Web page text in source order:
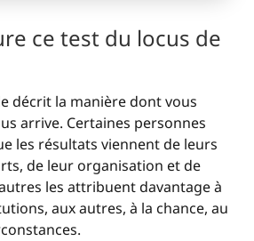
ce test du locus de
décrit la manière dont vous
arrive. Certaines personnes
les résultats viennent de leurs
de leur organisation et de
les attribuent davantage à
aux autres, à la chance, au